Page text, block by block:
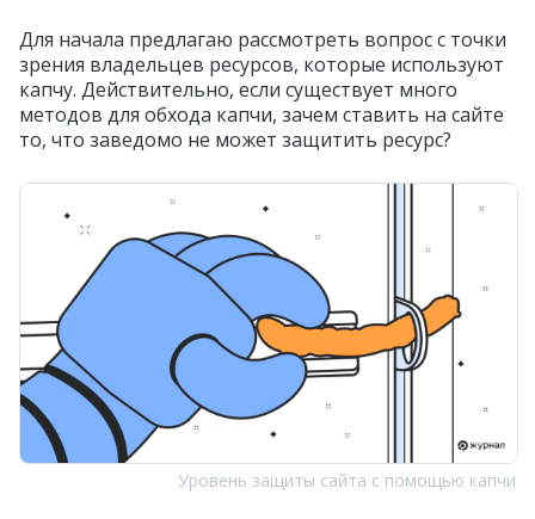
Для начала предлагаю рассмотреть вопрос с точки
зрения владельцев ресурсов, которые используют
капчу. Действительно, если существует много
методов для обхода капчи, зачем ставить на сайте
то, что заведомо не может защитить ресурс?
Уровень защиты сайта с помощью капчи